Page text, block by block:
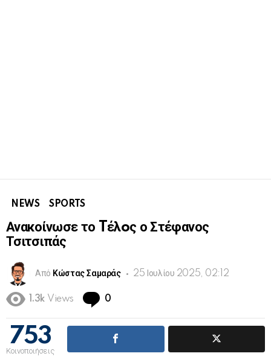
NEWS SPORTS
Ανακοίνωσε το Tέλoς ο Στέφανος
Τσιτσιπάς
Από Κώστας Σαμαράς 25 Ιουλίου 2025, 02:12
1.3k Views 0
753
Κοινοποιήσεις